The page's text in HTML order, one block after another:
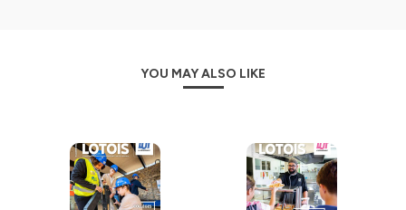
YOU MAY ALSO LIKE